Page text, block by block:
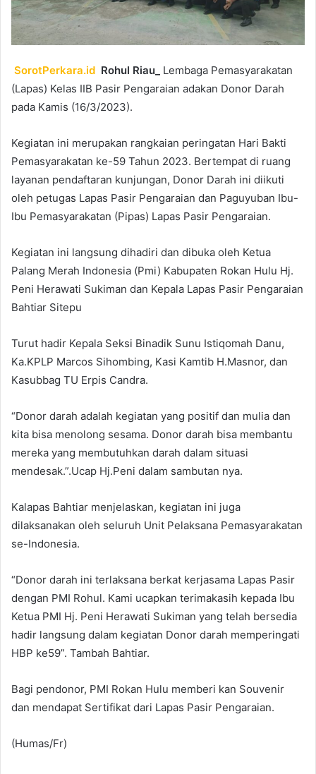
SorotPerkara.id Rohul Riau_
Lembaga Pemasyarakatan
(Lapas) Kelas IIB Pasir Pengaraian adakan Donor Darah
pada Kamis (16/3/2023).
Kegiatan ini merupakan rangkaian peringatan Hari Bakti
Pemasyarakatan ke-59 Tahun 2023. Bertempat di ruang
layanan pendaftaran kunjungan, Donor Darah ini diikuti
oleh petugas Lapas Pasir Pengaraian dan Paguyuban Ibu-
Ibu Pemasyarakatan (Pipas) Lapas Pasir Pengaraian.
Kegiatan ini langsung dihadiri dan dibuka oleh Ketua
Palang Merah Indonesia (Pmi) Kabupaten Rokan Hulu Hj.
Peni Herawati Sukiman dan Kepala Lapas Pasir Pengaraian
Bahtiar Sitepu
Turut hadir Kepala Seksi Binadik Sunu Istiqomah Danu,
Ka.KPLP Marcos Sihombing, Kasi Kamtib H.Masnor, dan
Kasubbag TU Erpis Candra.
“Donor darah adalah kegiatan yang positif dan mulia dan
kita bisa menolong sesama. Donor darah bisa membantu
mereka yang membutuhkan darah dalam situasi
mendesak.”.Ucap Hj.Peni dalam sambutan nya.
Kalapas Bahtiar menjelaskan, kegiatan ini juga
dilaksanakan oleh seluruh Unit Pelaksana Pemasyarakatan
se-Indonesia.
“Donor darah ini terlaksana berkat kerjasama Lapas Pasir
dengan PMI Rohul. Kami ucapkan terimakasih kepada Ibu
Ketua PMI Hj. Peni Herawati Sukiman yang telah bersedia
hadir langsung dalam kegiatan Donor darah memperingati
HBP ke59”. Tambah Bahtiar.
Bagi pendonor, PMI Rokan Hulu memberi kan Souvenir
dan mendapat Sertifikat dari Lapas Pasir Pengaraian.
(Humas/Fr)